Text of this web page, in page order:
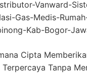
Vanward-
Gas-Medis-
Kab-Bogor-
Cipta
Tanpa